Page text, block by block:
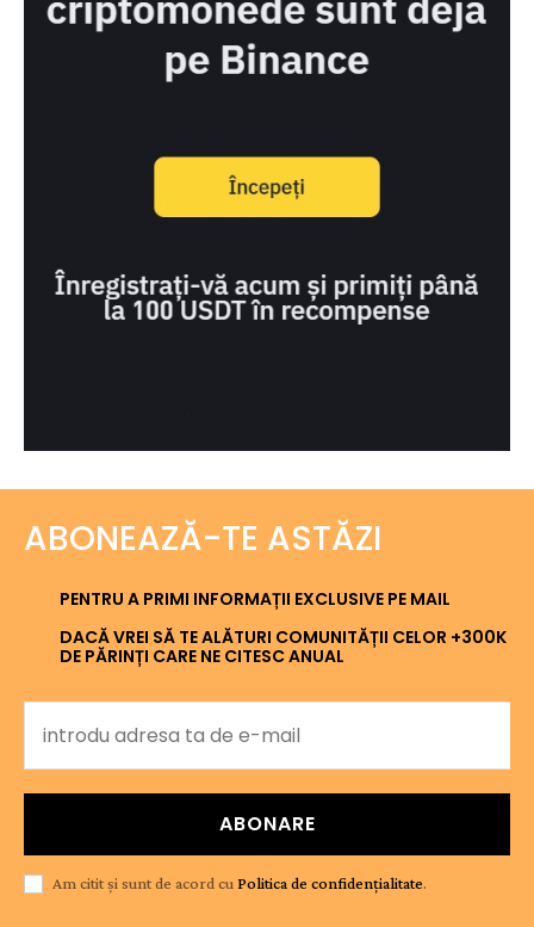
ABONEAZĂ-TE ASTĂZI
PENTRU A PRIMI INFORMAȚII EXCLUSIVE PE MAIL
DACĂ VREI SĂ TE ALĂTURI COMUNITĂȚII CELOR +300K
DE PĂRINȚI CARE NE CITESC ANUAL
ABONARE
Am citit și sunt de acord cu Politica de confidențialitate.